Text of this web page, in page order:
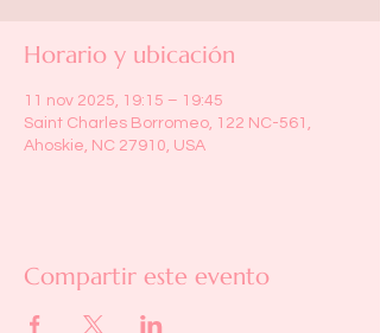
Horario y ubicación
11 nov 2025, 19:15 – 19:45
Saint Charles Borromeo, 122 NC-561,
Ahoskie, NC 27910, USA
Compartir este evento